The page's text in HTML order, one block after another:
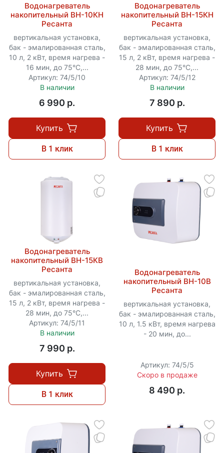
Водонагреватель
накопительный ВН-10КН
Ресанта
вертикальная установка,
бак - эмалированная сталь,
10 л, 2 кВт, время нагрева -
16 мин, до 75°C,...
Артикул: 74/5/10
В наличии
6 990 p.
Купить
В 1 клик
Водонагреватель
накопительный ВН-15КН
Ресанта
вертикальная установка,
бак - эмалированная сталь,
15 л, 2 кВт, время нагрева -
28 мин, до 75°C,...
Артикул: 74/5/12
В наличии
7 890 p.
Купить
В 1 клик
Водонагреватель
накопительный ВН-15КВ
Ресанта
вертикальная установка,
бак - эмалированная сталь,
15 л, 2 кВт, время нагрева -
28 мин, до 75°C,...
Артикул: 74/5/11
В наличии
7 990 p.
Купить
В 1 клик
Водонагреватель
накопительный ВН-10В
Ресанта
вертикальная установка,
бак - эмалированная сталь,
10 л, 1.5 кВт, время нагрева
- 20 мин, до...
Артикул: 74/5/5
Скоро в продаже
8 490 p.